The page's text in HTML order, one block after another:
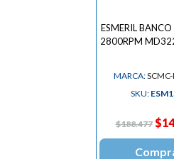
ESMERIL
2800RPM
MARCA:
SKU:
$188.477